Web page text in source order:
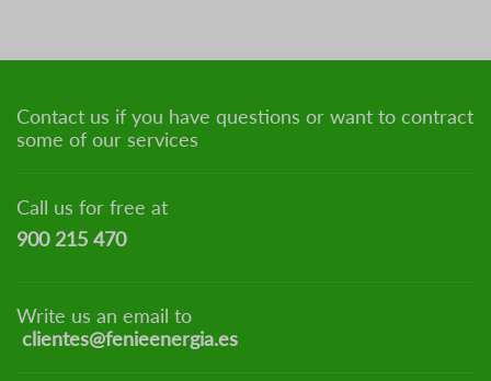
Contact us if you have questions or want to contract
some of our services
Call us for free at
900 215 470
Write us an email to
clientes@fenieenergia.es